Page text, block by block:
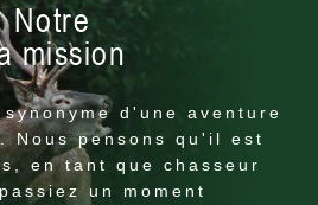
Notre
mission
d'une aventure
Nous pensons qu'il est
en tant que chasseur
un moment